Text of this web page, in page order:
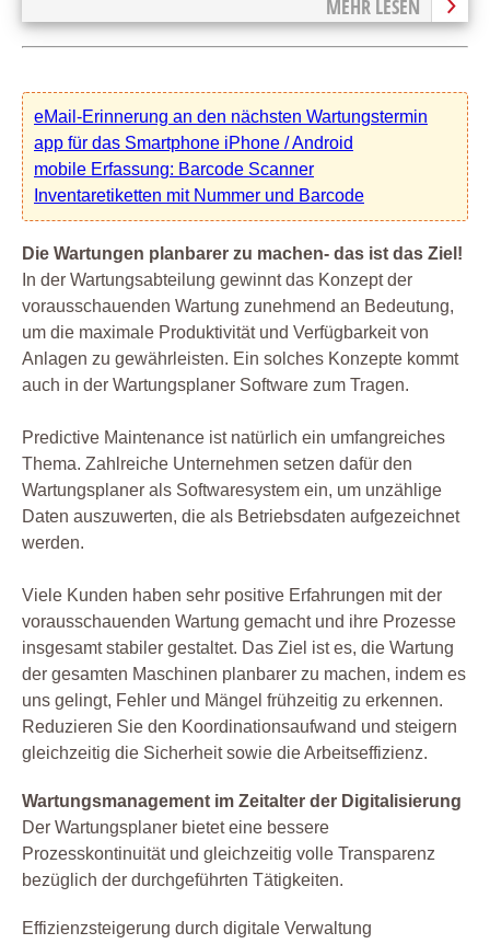
MEHR LESEN
eMail-Erinnerung an den nächsten Wartungstermin
app für das Smartphone iPhone / Android
mobile Erfassung: Barcode Scanner
Inventaretiketten mit Nummer und Barcode
Die Wartungen planbarer zu machen- das ist das Ziel!
In der Wartungsabteilung gewinnt das Konzept der
vorausschauenden Wartung zunehmend an Bedeutung,
um die maximale Produktivität und Verfügbarkeit von
Anlagen zu gewährleisten. Ein solches Konzepte kommt
auch in der Wartungsplaner Software zum Tragen.
Predictive Maintenance ist natürlich ein umfangreiches
Thema. Zahlreiche Unternehmen setzen dafür den
Wartungsplaner als Softwaresystem ein, um unzählige
Daten auszuwerten, die als Betriebsdaten aufgezeichnet
werden.
Viele Kunden haben sehr positive Erfahrungen mit der
vorausschauenden Wartung gemacht und ihre Prozesse
insgesamt stabiler gestaltet. Das Ziel ist es, die Wartung
der gesamten Maschinen planbarer zu machen, indem es
uns gelingt, Fehler und Mängel frühzeitig zu erkennen.
Reduzieren Sie den Koordinationsaufwand und steigern
gleichzeitig die Sicherheit sowie die Arbeitseffizienz.
Wartungsmanagement im Zeitalter der Digitalisierung
Der Wartungsplaner bietet eine bessere
Prozesskontinuität und gleichzeitig volle Transparenz
bezüglich der durchgeführten Tätigkeiten.
Effizienzsteigerung durch digitale Verwaltung